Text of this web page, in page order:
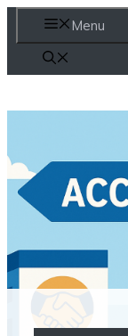
au
contenu
Menu